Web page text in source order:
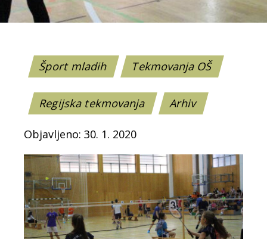
Šport mladih Tekmovanja OŠ
Regijska tekmovanja Arhiv
Objavljeno: 30. 1. 2020